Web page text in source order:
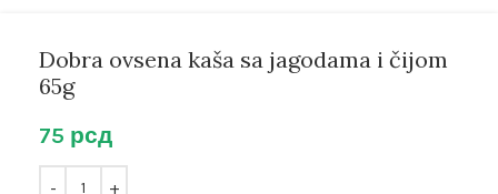
Dobra ovsena kaša sa jagodama i čijom
65g
75 рсд